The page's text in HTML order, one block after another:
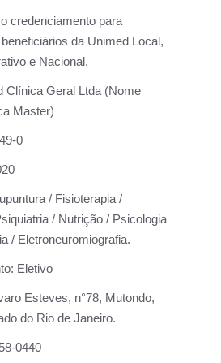
credenciamento para
da Unimed Local,
e Nacional.
Clínica Geral Ltda (Nome
Master)
0
/ Fisioterapia /
/ Nutrição / Psicologia
/ Eletroneuromiografia.
Eletivo
Esteves, n°78, Mutondo,
do Rio de Janeiro.
0440